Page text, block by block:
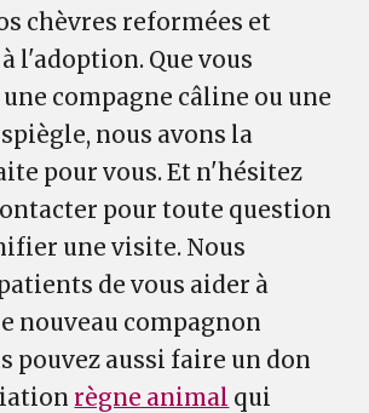
chèvres reformées et
l'adoption. Que vous
compagne câline ou une
nous avons la
pour vous. Et n'hésitez
pour toute question
une visite. Nous
de vous aider à
nouveau compagnon
pouvez aussi faire un don
règne animal qui